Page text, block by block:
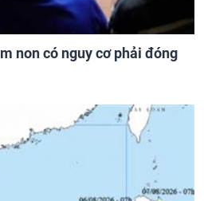
non có nguy cơ phải đóng